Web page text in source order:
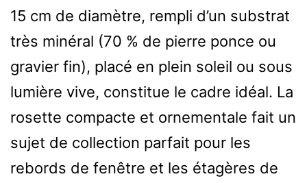
15 cm de diamètre, rempli d’un substrat
très minéral (70 % de pierre ponce ou
gravier fin), placé en plein soleil ou sous
lumière vive, constitue le cadre idéal. La
rosette compacte et ornementale fait un
sujet de collection parfait pour les
rebords de fenêtre et les étagères de